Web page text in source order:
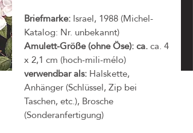
Briefmarke:Israel, 1988 (Michel-
Katalog: Nr. unbekannt)
Amulett-Größe (ohne Öse): ca.ca. 4
x 2,1 cm (hoch-mili-mélo)
verwendbar als:Halskette,
Anhänger (Schlüssel, Zip bei
Taschen, etc.), Brosche
(Sonderanfertigung)